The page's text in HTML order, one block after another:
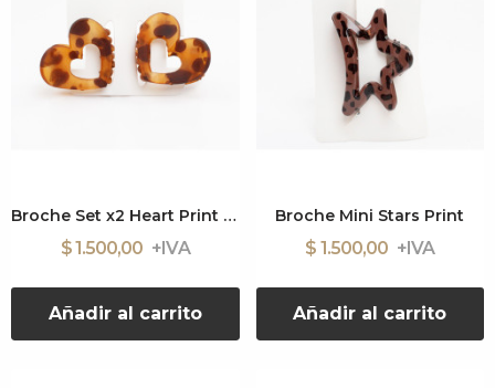
Broche Set x2 Heart Print Mate
$ 1.500,00
Añadir al carrito
Broche Mini Stars Print
$ 1.500,00
Añadir al carrito